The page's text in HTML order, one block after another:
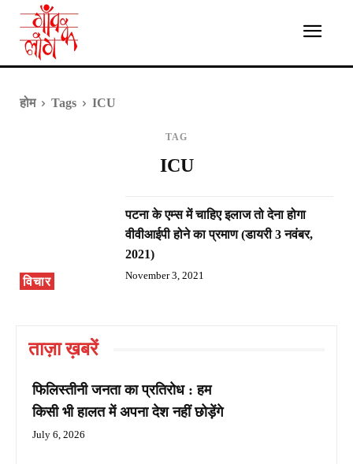
होम Tags ICU
TAG
ICU
विचार
पटना के एम्स में चाहिए इलाज तो देना होगा
वीवीआईपी होने का प्रमाण (डायरी 3 नवंबर,
2021)
November 3, 2021
ताज़ा ख़बरें
फिलिस्तीनी जनता का प्रतिरोध : हम
किसी भी हालत में अपना देश नहीं छोड़ेंगे
July 6, 2026